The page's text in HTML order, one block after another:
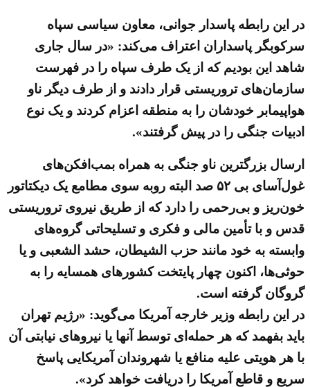
در این رابطه پاسدار جوانی، معاون سیاسی سپاه
سرکوبگر پاسداران اعتراف می‌کند: «در سال جاری
شاهد این بودیم که از یک طرف سپاه را در فهرست
سازمان‌های تروریستی قرار دادند و از طرف دیگر ناو
هواپیمابر خودشان را به منطقه اعزام کردند و یک نوع
ادبیات جنگی را در پیش گرفتند».
ارسال بزرگترین ناو جنگی به همراه بمب‌افکن‌های
غول‌آسای بی ۵۲ صد البته روبه سوی مطامع یک دیکتاتور
خون‌ریز و بی‌رحمی را دارد که از طریق نیروی تروریستی
قدس و با تأمین مالی و فکری و تسلیحاتی گروه‌های
وابسته به خود مانند حزب الشیطان، حشد الشعبی و یا
حوثی‌ها، اکنون چهار پایتخت کشورهای همسایه را به
گروگان گرفته است.
در این رابطه وزیر خارجه آمریکا می‌گوید: «رژیم تهران
باید بفهمد که هر حمله‌ای توسط آنها یا نیروهای نیابتی آن
با هر هویتی علیه منافع یا شهروندان آمریکایی پاسخ
سریع و قاطع آمریکا را دریافت خواهد کرد».